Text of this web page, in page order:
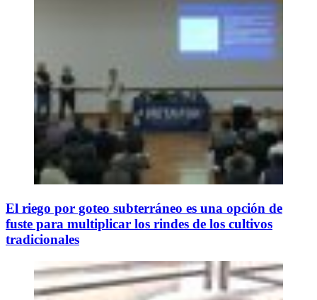
El riego por goteo subterráneo es una opción de
fuste para multiplicar los rindes de los cultivos
tradicionales